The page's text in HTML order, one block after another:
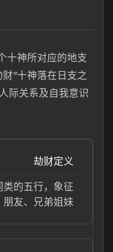
十神所对应的地支
”十神落在日支之
际关系及自我意识
劫财定义
的五行，象征
友、兄弟姐妹